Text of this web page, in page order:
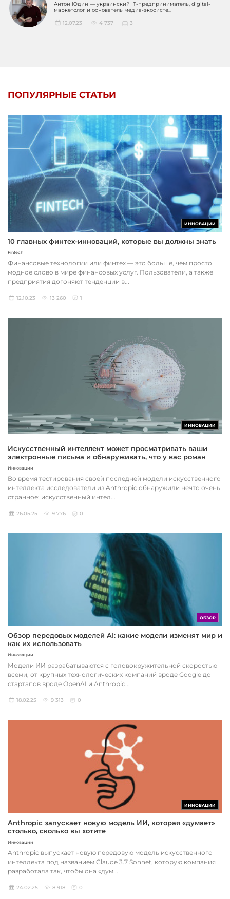
Антон Юдин — украинский IT-предприниматель, digital-
маркетолог и основатель медиа-экосисте...
12.07.23
4 737 3
ПОПУЛЯРНЫЕ СТАТЬИ
ИННОВАЦИИ
10 главных финтех-инноваций, которые вы должны знать
Fintech
Финансовые технологии или финтех — это больше, чем просто
модное слово в мире финансовых услуг. Пользователи, а также
предприятия догоняют тенденции в...
12.10.23 13 260 1
ИННОВАЦИИ
Искусственный интеллект может просматривать ваши
электронные письма и обнаруживать, что у вас роман
Инновации
Во время тестирования своей последней модели искусственного
интеллекта исследователи из Anthropic обнаружили нечто очень
странное: искусственный интел...
26.05.25 9 776 0
ОБЗОР
Обзор передовых моделей AI: какие модели изменят мир и
как их использовать
Инновации
Модели ИИ разрабатываются с головокружительной скоростью
всеми, от крупных технологических компаний вроде Google до
стартапов вроде OpenAI и Anthropic...
18.02.25 9 313 0
ИННОВАЦИИ
Anthropic запускает новую модель ИИ, которая «думает»
столько, сколько вы хотите
Инновации
Anthropic выпускает новую передовую модель искусственного
интеллекта под названием Claude 3.7 Sonnet, которую компания
разработала так, чтобы она «дум...
24.02.25 8 918 0